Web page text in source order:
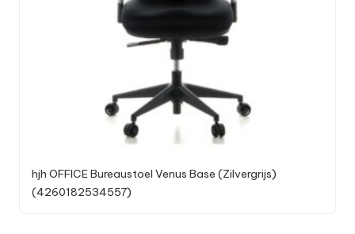
hjh OFFICE Bureaustoel Venus Base (Zilvergrijs)
(4260182534557)